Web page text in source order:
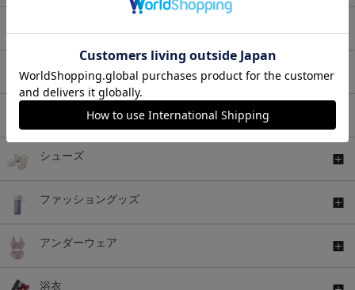
アウター
シューズ
ファッショングッズ
アンダーウェア
浴衣